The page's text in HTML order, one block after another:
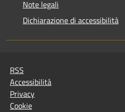
Note legali
Dichiarazione di accessibilità
RSS
Accessibilità
Privacy
Cookie